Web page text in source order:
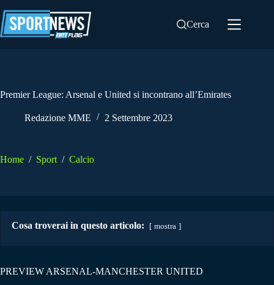
al
contenuto
Cerca
Premier League: Arsenal e United si incontrano all’Emirates
Redazione MME 2 Settembre 2023
Home / Sport / Calcio
Cosa troverai in questo articolo: mostra
PREVIEW ARSENAL-MANCHESTER UNITED